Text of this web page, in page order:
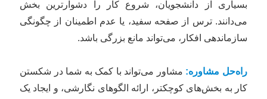
بسیاری از دانشجویان، شروع کار را دشوارترین بخش
می‌دانند. ترس از صفحه سفید، یا عدم اطمینان از چگونگی
سازماندهی افکار، می‌تواند مانع بزرگی باشد.
راه‌حل مشاوره:مشاور می‌تواند با کمک به شما در شکستن
کار به بخش‌های کوچکتر، ارائه الگوهای نگارشی، و ایجاد یک